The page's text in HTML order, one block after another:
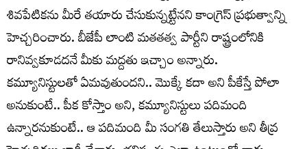
శివపేటికను మీరే తయారు చేసుకున్నట్టేనని కాంగ్రెస్ ప్రభుత్వాన్ని
హెచ్చరించారు. బీజేపీ లాంటి మతతత్వ పార్టీని రాష్ట్రంలోనికి
రానివ్వకూడదనే మీకు మద్దతు ఇచ్చాం అన్నారు.
కమ్యూనిస్టులతో ఏమవుతుందని.. మొక్కే కదా అని పీకేస్తే పోలా
అనుకుంటే.. పీక కోస్తాం అని, కమ్యూనిస్టులు పదిమంది
ఉన్నారనుకుంటే.. ఆ పదిమంది మీ సంగతి తేలుస్తారు అని తీవ్ర